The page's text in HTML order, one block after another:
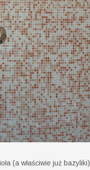
(a właściwie już bazyliki)